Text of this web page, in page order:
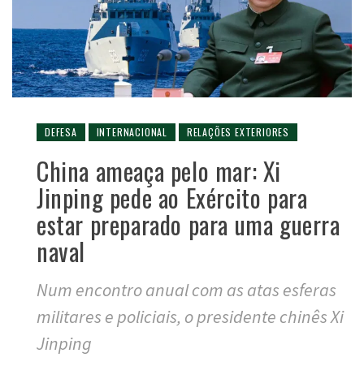
DEFESA INTERNACIONAL RELAÇÕES EXTERIORES
China ameaça pelo mar: Xi
Jinping pede ao Exército para
estar preparado para uma guerra
naval
Num encontro anual com as atas esferas
militares e policiais, o presidente chinês Xi
Jinping